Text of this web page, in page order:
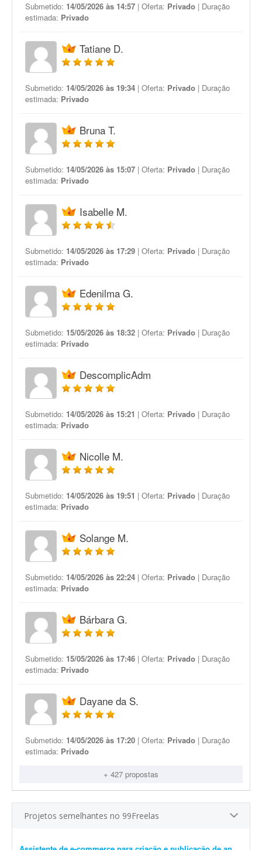
Submetido: 14/05/2026 às 14:57 | Oferta: Privado | Duração
estimada: Privado
Tatiane D.
Submetido: 14/05/2026 às 19:34 | Oferta: Privado | Duração
estimada: Privado
Bruna T.
Submetido: 14/05/2026 às 15:07 | Oferta: Privado | Duração
estimada: Privado
Isabelle M.
Submetido: 14/05/2026 às 17:29 | Oferta: Privado | Duração
estimada: Privado
Edenilma G.
Submetido: 15/05/2026 às 18:32 | Oferta: Privado | Duração
estimada: Privado
DescomplicAdm
Submetido: 14/05/2026 às 15:21 | Oferta: Privado | Duração
estimada: Privado
Nicolle M.
Submetido: 14/05/2026 às 19:51 | Oferta: Privado | Duração
estimada: Privado
Solange M.
Submetido: 14/05/2026 às 22:24 | Oferta: Privado | Duração
estimada: Privado
Bárbara G.
Submetido: 15/05/2026 às 17:46 | Oferta: Privado | Duração
estimada: Privado
Dayane da S.
Submetido: 14/05/2026 às 17:20 | Oferta: Privado | Duração
estimada: Privado
+ 427 propostas
Projetos semelhantes no 99Freelas